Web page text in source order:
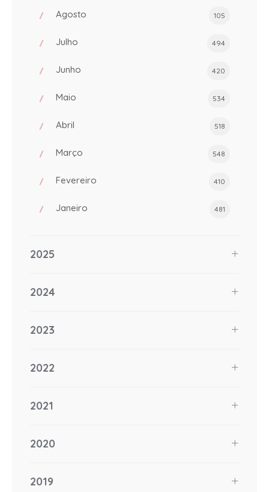
Agosto 105
Julho 494
Junho 420
Maio 534
Abril 518
Março 548
Fevereiro 410
Janeiro 481
2025
2024
2023
2022
2021
2020
2019